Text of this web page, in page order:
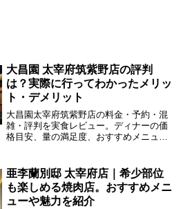
大昌園 太宰府筑紫野店の評判
は？実際に行ってわかったメリッ
ト・デメリット
大昌園太宰府筑紫野店の料金・予約・混
雑・評判を実食レビュー。ディナーの価
格目安、量の満足度、おすすめメニュ
亜李蘭別邸 太宰府店｜希少部位
も楽しめる焼肉店。おすすめメニ
ューや魅力を紹介